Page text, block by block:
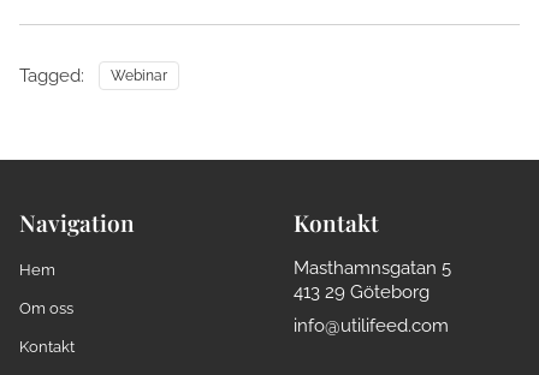
Tagged: Webinar
Navigation
Hem
Om oss
Kontakt
Kontakt
Masthamnsgatan 5
413 29 Göteborg
info@utilifeed.com